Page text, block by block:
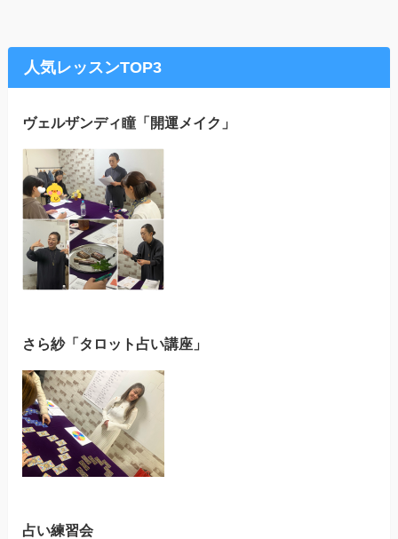
人気レッスンTOP3
ヴェルザンディ瞳「開運メイク」
さら紗「タロット占い講座」
占い練習会